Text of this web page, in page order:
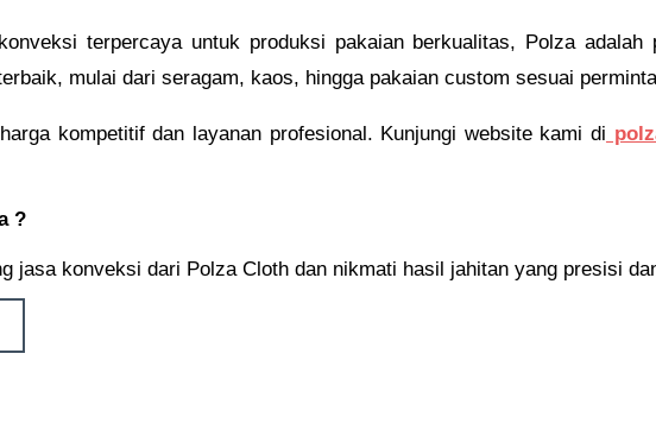
terpercaya untuk produksi pakaian berkualitas, Polza adalah
mulai dari seragam, kaos, hingga pakaian custom sesuai
kompetitif dan layanan profesional. Kunjungi website kami di
?
jasa konveksi dari Polza Cloth dan nikmati hasil jahitan yang presisi